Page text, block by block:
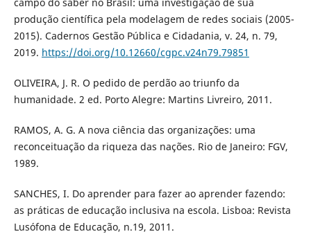
produção científica pela modelagem de redes sociais (2005-
2015). Cadernos Gestão Pública e Cidadania, v. 24, n. 79,
2019. https://doi.org/10.12660/cgpc.v24n79.79851
OLIVEIRA, J. R. O pedido de perdão ao triunfo da
humanidade. 2 ed. Porto Alegre: Martins Livreiro, 2011.
RAMOS, A. G. A nova ciência das organizações: uma
reconceituação da riqueza das nações. Rio de Janeiro: FGV,
1989.
SANCHES, I. Do aprender para fazer ao aprender fazendo:
as práticas de educação inclusiva na escola. Lisboa: Revista
Lusófona de Educação, n.19, 2011.